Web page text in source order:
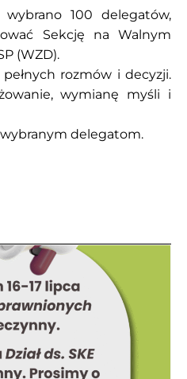
100 delegatów,
Sekcję na Walnym
(WZD).
rozmów i decyzji.
wymianę myśli i
delegatom.